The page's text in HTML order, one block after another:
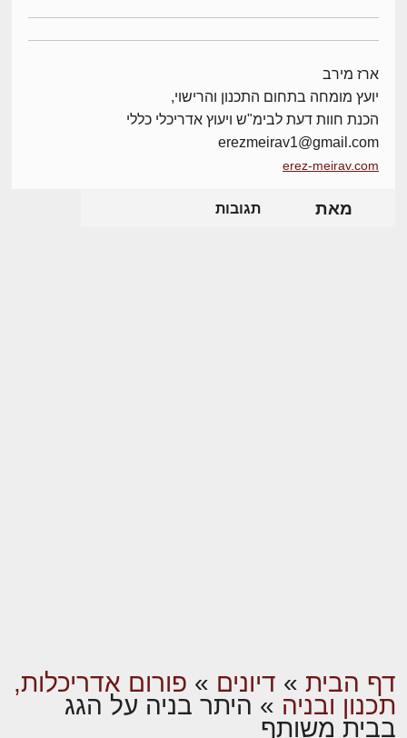
ארז מירב
יועץ מומחה בתחום התכנון והרישוי,
הכנת חוות דעת לבימ"ש ויעוץ אדריכלי כללי
erezmeirav1@gmail.com
erez-meirav.com
מאת תגובות
דף הבית » דיונים » פורום אדריכלות,
תכנון ובניה » היתר בניה על הגג
בבית משותף